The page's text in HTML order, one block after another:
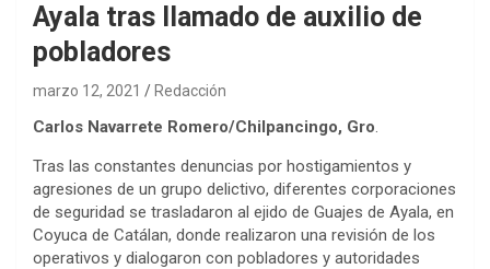
Ayala tras llamado de auxilio de
pobladores
marzo 12, 2021 Redacción
Carlos Navarrete Romero/Chilpancingo, Gro.
Tras las constantes denuncias por hostigamientos y
agresiones de un grupo delictivo, diferentes corporaciones
de seguridad se trasladaron al ejido de Guajes de Ayala, en
Coyuca de Catálan, donde realizaron una revisión de los
operativos y dialogaron con pobladores y autoridades